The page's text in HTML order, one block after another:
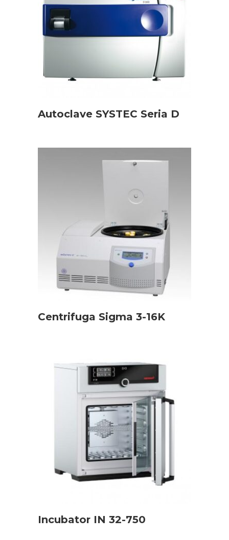
Autoclave SYSTEC Seria D
Centrifuga Sigma 3-16K
Incubator IN 32-750